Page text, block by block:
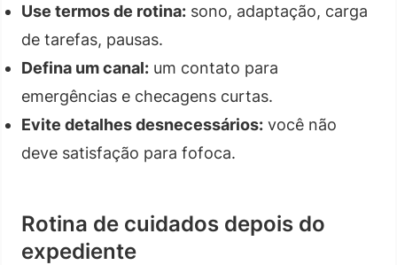
Use termos de rotina: sono, adaptação, carga
de tarefas, pausas.
Defina um canal: um contato para
emergências e checagens curtas.
Evite detalhes desnecessários: você não
deve satisfação para fofoca.
Rotina de cuidados depois do
expediente